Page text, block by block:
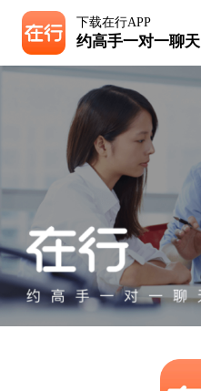
下载在行APP
约高手一对一聊天